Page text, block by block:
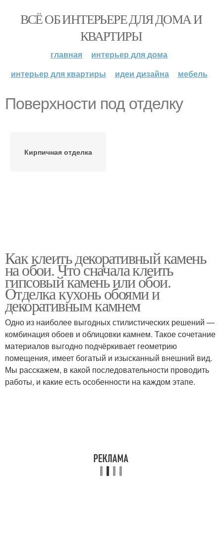
ВСЁ ОБ ИНТЕРЬЕРЕ ДЛЯ ДОМА И
КВАРТИРЫ
главная
интерьер для дома
интерьер для квартиры
идеи дизайна мебель
Поверхности под отделку
Кирпичная отделка
Как клеить декоративный камень
на обои. Что сначала клеить
гипсовый камень или обои.
Отделка кухонь обоями и
декоративным камнем
Одно из наиболее выгодных стилистических решений —
комбинация обоев и облицовки камнем. Такое сочетание
материалов выгодно подчёркивает геометрию
помещения, имеет богатый и изысканный внешний вид.
Мы расскажем, в какой последовательности проводить
работы, и какие есть особенности на каждом этапе.